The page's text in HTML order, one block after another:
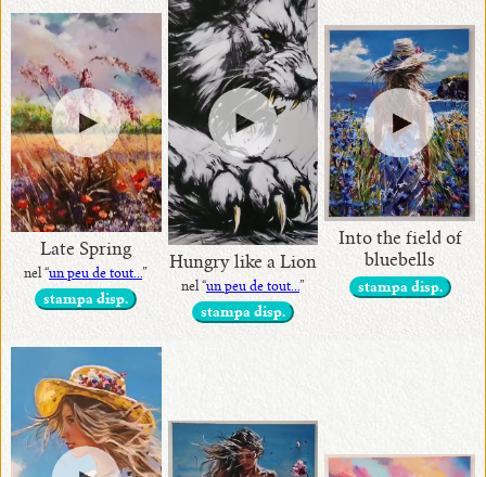
Late Spring
nel “un peu de tout...”
stampa disp.
Hungry like a Lion
nel “un peu de tout...”
stampa disp.
Into the field of
bluebells
stampa disp.